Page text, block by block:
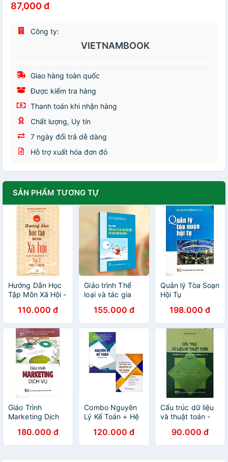
87,000 đ
Công ty:
VIETNAMBOOK
Giao hàng toàn quốc
Được kiểm tra hàng
Thanh toán khi nhận hàng
Chất lượng, Uy tín
7 ngày đổi trả dễ dàng
Hỗ trợ xuất hóa đơn đỏ
SẢN PHẨM TƯƠNG TỰ
Hướng Dẫn Học
Tập Môn Xã Hội -
Lớp 10)
110.000 đ
Giáo trình Thể
loại và tác gia
Phương Đông
155.000 đ
Quản lý Tòa Soạn
Hội Tụ
198.000 đ
Giáo Trình
Marketing Dịch
180.000 đ
Combo Nguyên
Lý Kế Toán + Hệ
Câu Hỏi Trắc
Nghiệm Nguyên
120.000 đ
Cấu trúc dữ liệu
và thuật toán -
và cài đặt trên
C/C++)
90.000 đ